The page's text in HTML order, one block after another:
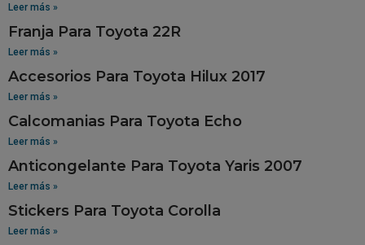
Leer más »
Franja Para Toyota 22R
Leer más »
Accesorios Para Toyota Hilux 2017
Leer más »
Calcomanias Para Toyota Echo
Leer más »
Anticongelante Para Toyota Yaris 2007
Leer más »
Stickers Para Toyota Corolla
Leer más »